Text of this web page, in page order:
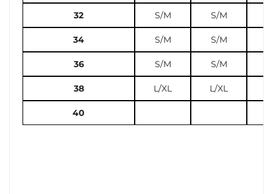
32 S/M S/M
34 S/M S/M
36 S/M S/M
38 L/XL L/XL
40